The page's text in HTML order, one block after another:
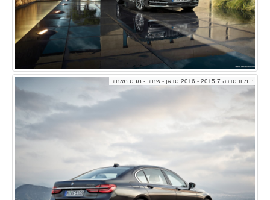
ב.מ.וו סדרה 7 2015 - 2016 סדאן - שחור - מבט מאחור